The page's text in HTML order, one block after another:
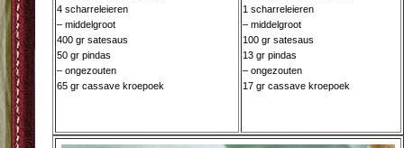
4 scharreleieren
– middelgroot
400 gr satesaus
50 gr pindas
– ongezouten
65 gr cassave kroepoek
1 scharreleieren
– middelgroot
100 gr satesaus
13 gr pindas
– ongezouten
17 gr cassave kroepoek